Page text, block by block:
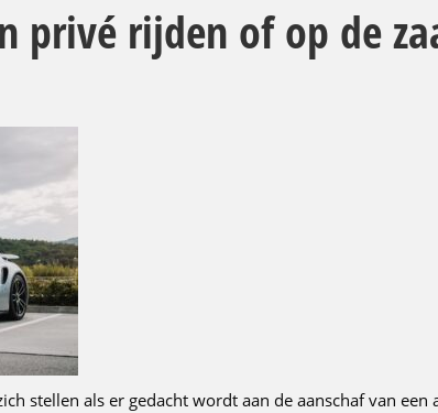
privé rijden of op de
stellen als er gedacht wordt aan de aanschaf van een